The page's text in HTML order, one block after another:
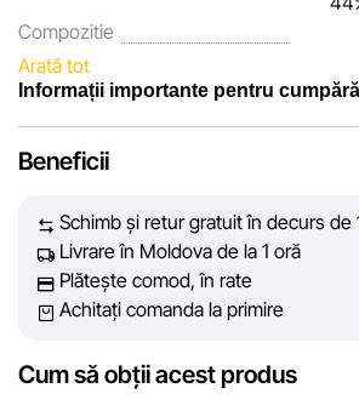
Compozitie
Arată tot
Informații importante pentru
încrederea clienților noștri. În fiecare zi
prezentate pe site să fie cât mai
actuale. Scopul nostru este să vă
veridice, pentru ca dvs. să puteți lua
de cumpărare.
Cu toate acestea, în ciuda controlului
Beneficii
Schimb și retur gratuit în decurs de
Livrare în Moldova de la 1 oră
Plătește comod, în rate
Achitați comanda la primire
Cum să obții acest produs